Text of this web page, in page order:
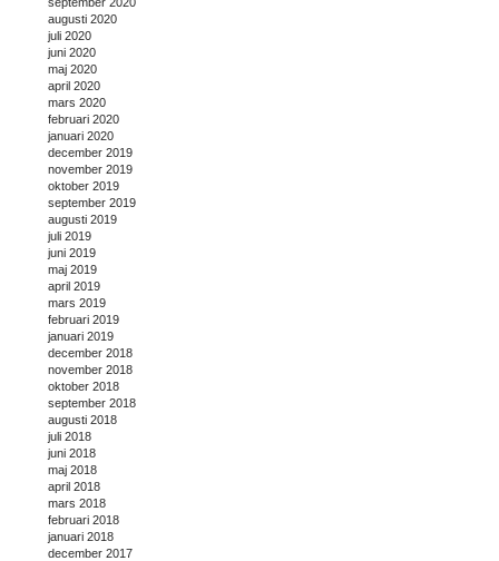
augusti 2020
juli 2020
juni 2020
maj 2020
april 2020
mars 2020
februari 2020
januari 2020
december 2019
november 2019
oktober 2019
september 2019
augusti 2019
juli 2019
juni 2019
maj 2019
april 2019
mars 2019
februari 2019
januari 2019
december 2018
november 2018
oktober 2018
september 2018
augusti 2018
juli 2018
juni 2018
maj 2018
april 2018
mars 2018
februari 2018
januari 2018
december 2017